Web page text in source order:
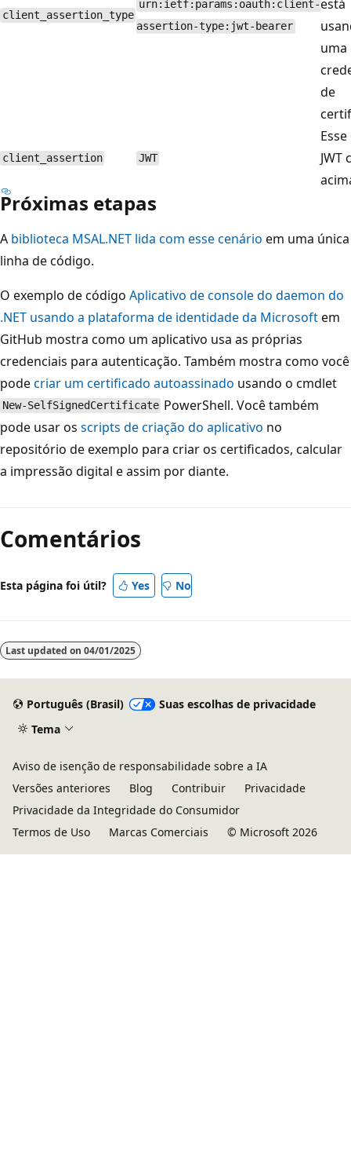
client_assertion_type
urn:ietf:params:oauth:client-
assertion-type:jwt-bearer
está
uma
de
client_assertion JWT
JWT
Próximas etapas
A biblioteca MSAL.NET lida com esse cenário em uma única
linha de código.
O exemplo de código Aplicativo de console do daemon do
.NET usando a plataforma de identidade da Microsoftem
GitHub mostra como um aplicativo usa as próprias
credenciais para autenticação. Também mostra como você
podecriar um certificado autoassinado usando o cmdlet
New-SelfSignedCertificate PowerShell. Você também
pode usar os scripts de criação do aplicativo no
repositório de exemplo para criar os certificados, calcular
a impressão digital e assim por diante.
Comentários
Esta página foi útil? Yes No
Last updated on 04/01/2025
Português (Brasil)
Suas escolhas de privacidade
Tema
Aviso de isenção de responsabilidade sobre a IA
Versões anteriores
Blog Contribuir
Privacidade
Privacidade da Integridade do Consumidor
Termos de Uso
Marcas Comerciais © Microsoft 2026